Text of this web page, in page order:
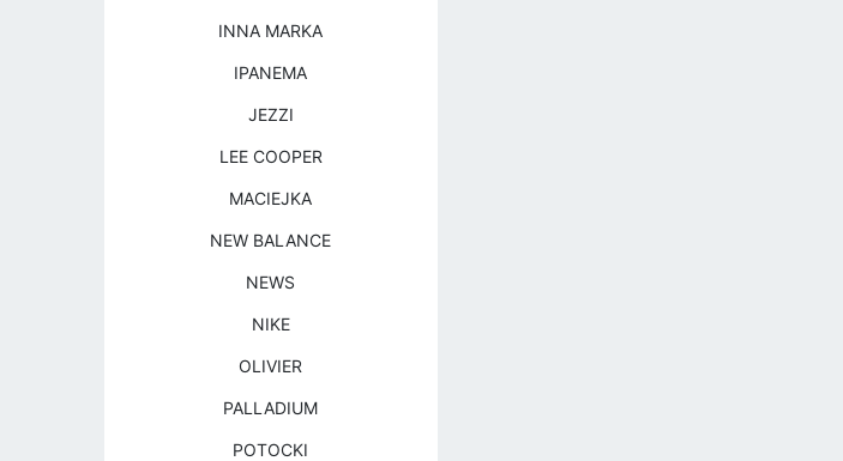
INNA MARKA
IPANEMA
JEZZI
LEE COOPER
MACIEJKA
NEW BALANCE
NEWS
NIKE
OLIVIER
PALLADIUM
POTOCKI